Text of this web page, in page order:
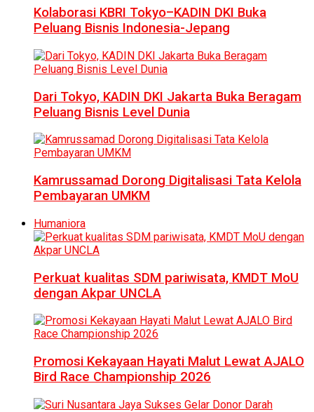
Kolaborasi KBRI Tokyo–KADIN DKI Buka
Peluang Bisnis Indonesia-Jepang
Dari Tokyo, KADIN DKI Jakarta Buka Beragam
Peluang Bisnis Level Dunia
Kamrussamad Dorong Digitalisasi Tata Kelola
Pembayaran UMKM
Humaniora
Perkuat kualitas SDM pariwisata, KMDT MoU
dengan Akpar UNCLA
Promosi Kekayaan Hayati Malut Lewat AJALO
Bird Race Championship 2026